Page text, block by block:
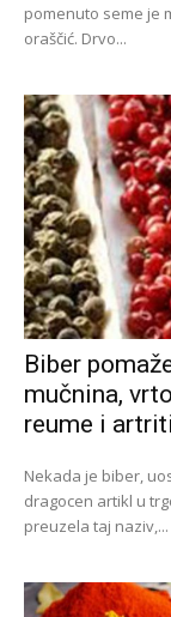
pomenuto seme je
oraščić. Drvo...
Biber
mučnina,
reume i
Nekada je biber,
dragocen artikl u
preuzela taj naziv,...